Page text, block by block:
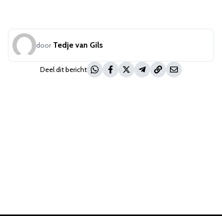
door Tedje van Gils
Deel dit bericht